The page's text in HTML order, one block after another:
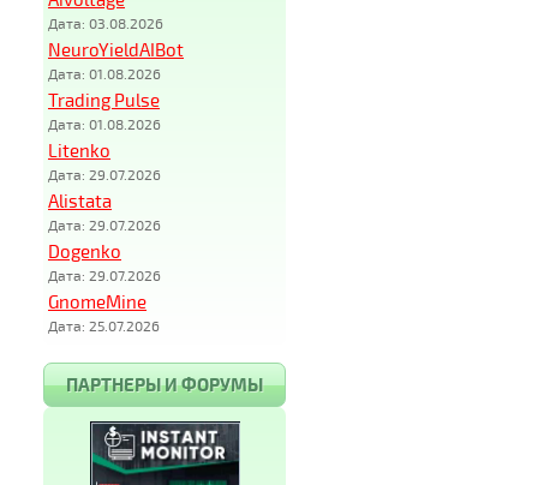
Дата: 03.08.2026
NeuroYieldAIBot
Дата: 01.08.2026
Trading Pulse
Дата: 01.08.2026
Litenko
Дата: 29.07.2026
Alistata
Дата: 29.07.2026
Dogenko
Дата: 29.07.2026
GnomeMine
Дата: 25.07.2026
ПАРТНЕРЫ И ФОРУМЫ